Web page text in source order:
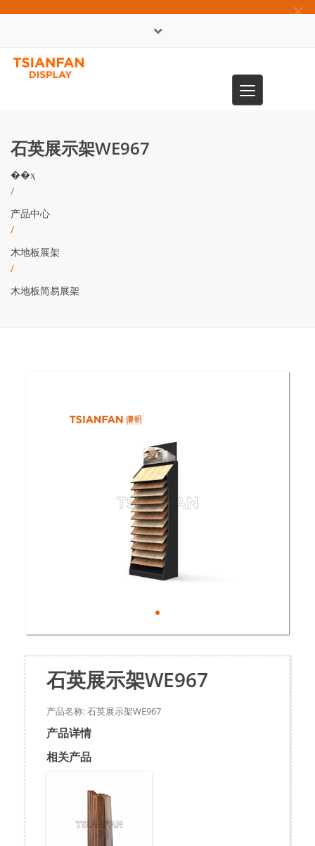
×
Toggle
navigation
石英展示架WE967
��ҳ
/
产品中心
/
木地板展架
/
木地板简易展架
石英展示架WE967
产品名称: 石英展示架WE967
产品详情
相关产品